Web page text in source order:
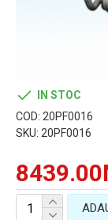
IN STOC
COD: 20PF0016
SKU: 20PF0016